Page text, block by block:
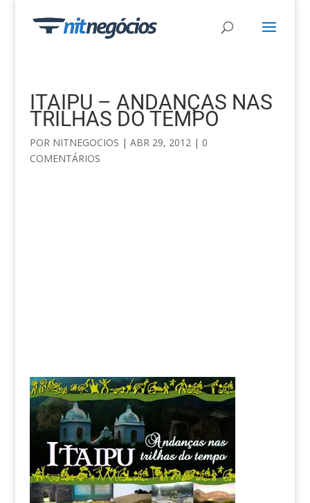
ITAIPU – ANDANÇAS NAS
TRILHAS DO TEMPO
POR NITNEGOCIOS | ABR 29, 2012| 0
COMENTÁRIOS